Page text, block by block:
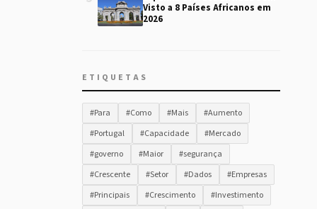
Visto a 8 Países Africanos em
2026
ETIQUETAS
#Para #Como #Mais
#Aumento
#Portugal
#Capacidade
#Mercado
#governo
#Maior
#segurança
#Crescente
#Setor #Dados
#Empresas
#Principais
#Crescimento
#Investimento